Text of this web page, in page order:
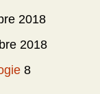
2018
2018
8